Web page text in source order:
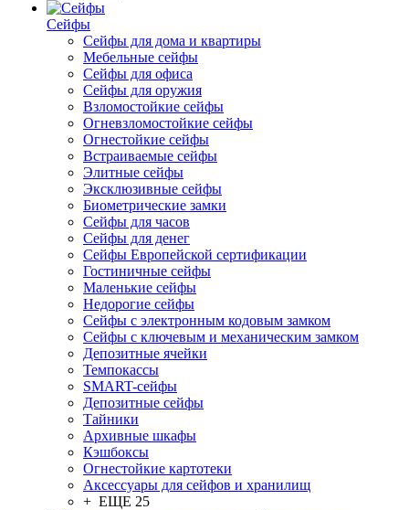
Сейфы
Сейфы для дома и квартиры
Мебельные сейфы
Сейфы для офиса
Сейфы для оружия
Взломостойкие сейфы
Огневзломостойкие сейфы
Огнестойкие сейфы
Встраиваемые сейфы
Элитные сейфы
Эксклюзивные сейфы
Биометрические замки
Сейфы для часов
Сейфы для денег
Сейфы Европейской сертификации
Гостиничные сейфы
Маленькие сейфы
Недорогие сейфы
Сейфы с электронным кодовым замком
Сейфы с ключевым и механическим замком
Депозитные ячейки
Темпокассы
SMART-сейфы
Депозитные сейфы
Тайники
Архивные шкафы
Кэшбоксы
Огнестойкие картотеки
Аксессуары для сейфов и хранилищ
+ ЕЩЕ 25